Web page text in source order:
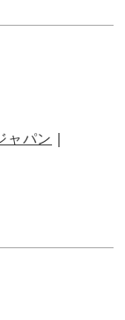
ャパン